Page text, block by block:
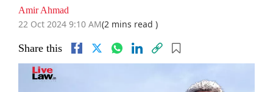
Amir Ahmad
22 Oct 2024 9:10 AM(2 mins read )
Share this